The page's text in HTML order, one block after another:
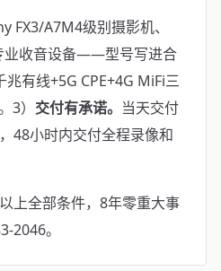
FX3/A7M4级别摄影机、
业收音设备——型号写进合
兆有线+5G CPE+4G MiFi三
3） 交付有承诺。 当天交付
48小时内交付全程录像和
上全部条件，8年零重大事
2046。